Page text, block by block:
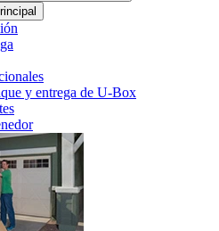
y entrega de U-Box